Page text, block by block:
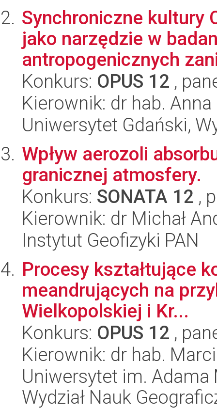
Synchroniczne kultury
jako narzędzie w
antropogenicznych
Konkurs: OPUS 12 ,
Kierownik: dr hab.
Uniwersytet Gdański,
Wpływ aerozoli
granicznej atmosfery.
Konkurs: SONATA 12 ,
Kierownik: dr Michał
Instytut Geofizyki PAN
Procesy kształtujące
meandrujących na
Wielkopolskiej i Kr...
Konkurs: OPUS 12 ,
Kierownik: dr hab.
Uniwersytet im.
Wydział Nauk